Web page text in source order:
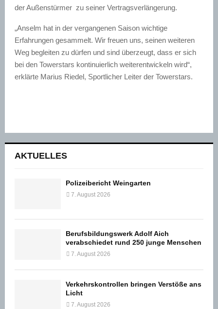
der Außenstürmer zu seiner Vertragsverlängerung.
„Anselm hat in der vergangenen Saison wichtige
Erfahrungen gesammelt. Wir freuen uns, seinen weiteren
Weg begleiten zu dürfen und sind überzeugt, dass er sich
bei den Towerstars kontinuierlich weiterentwickeln wird“,
erklärte Marius Riedel, Sportlicher Leiter der Towerstars.
AKTUELLES
Polizeibericht Weingarten
7. August 2026
Berufsbildungswerk Adolf Aich
verabschiedet rund 250 junge Menschen
7. August 2026
Verkehrskontrollen bringen Verstöße ans
Licht
7. August 2026